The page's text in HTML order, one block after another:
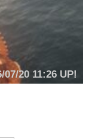
07/20 11:26 UP!